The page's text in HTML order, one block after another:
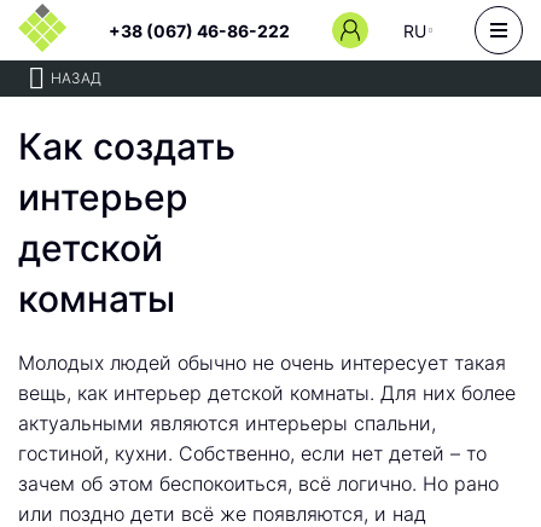
+38 (067) 46-86-222 RU
НАЗАД
Как создать
интерьер
детской
комнаты
Молодых людей обычно не очень интересует такая
вещь, как интерьер детской комнаты. Для них более
актуальными являются интерьеры спальни,
гостиной, кухни. Собственно, если нет детей – то
зачем об этом беспокоиться, всё логично. Но рано
или поздно дети всё же появляются, и над